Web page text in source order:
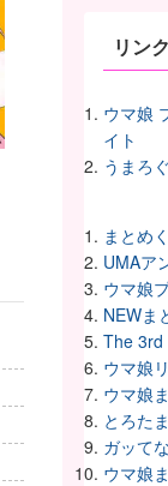
リンク
ウマ娘
イト
うまろ
まとめ
UMAア
ウマ娘
NEWま
The 3rd
ウマ娘
ウマ娘
とろた
ガッてな
ウマ娘